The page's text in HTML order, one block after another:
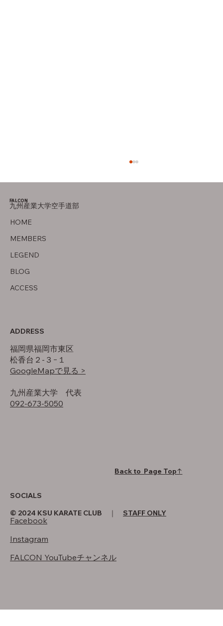
HOME
MEMBERS
LEGEND
BLOG
ACCESS
FALCON
九州産業大学空手道部
ADDRESS
福岡県福岡市東区
松香台２-３−１
GoogleMapで見る >
​九州産業大学 代表
092-673-5050
SOCIALS
Facebook
Instagram
FALCON YouTubeチャンネル
Back to Page Top↑
© 2024 KSU KARATE CLUB ｜ STAFF ONLY